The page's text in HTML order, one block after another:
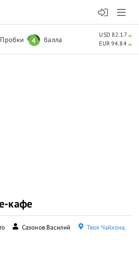
кафе
Сазонов Василий
Твоя Чайхона,
Пробки 4 балла
USD 82.17
EUR 94.84